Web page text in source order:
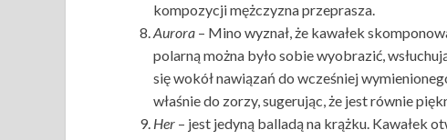
kompozycji mężczyzna przeprasza.
Aurora – Mino wyznał, że kawałek
polarną można było sobie wyobrazić,
się wokół nawiązań do wcześniej
właśnie do zorzy, sugerując, że jest równie
Her – jest jedyną balladą na krążku. Kawałek